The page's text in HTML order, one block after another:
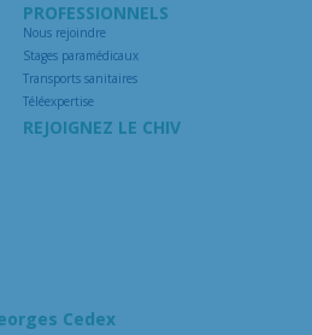
PROFESSIONNELS
Nous rejoindre
Stages paramédicaux
Transports sanitaires
Téléexpertise
REJOIGNEZ LE CHIV
Cedex